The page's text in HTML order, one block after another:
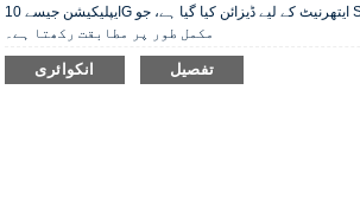
ایپلیکیشن جیسے 10G ایتھرنیٹ کے لیے ڈیزائن کیا گیا ہے، جو SFP+ کی تفصیلات کے ساتھ
مکمل طور پر مطابقت رکھتا ہے۔
انکوائری تفصیل